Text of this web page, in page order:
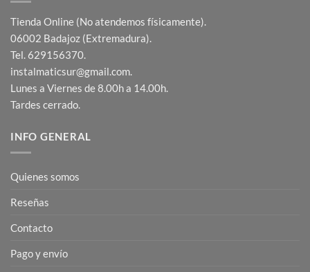
Tienda Online (No atendemos físicamente).
06002 Badajoz (Extremadura).
Tel. 629156370.
instalmaticsur@gmail.com.
Lunes a Viernes de 8.00h a 14.00h.
Tardes cerrado.
INFO GENERAL
Quienes somos
Reseñas
Contacto
Pago y envío